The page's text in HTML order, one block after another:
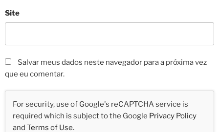
Site
Salvar meus dados neste navegador para a próxima vez
que eu comentar.
For security, use of Google's reCAPTCHA service is
required which is subject to the Google Privacy Policy
and Terms of Use.